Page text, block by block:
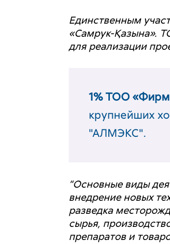
Единственным
«Самрук-Қазына».
для реализации
1% ТОО
крупнейших
"АЛМЭКС".
“Основные виды
внедрение новых
разведка
сырья,
препаратов и